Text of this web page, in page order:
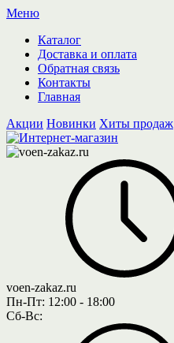
Меню
Каталог
Доставка и оплата
Обратная связь
Контакты
Главная
Акции Новинки Хиты продаж
voen-zakaz.ru
Пн-Пт: 12:00 - 18:00
Сб-Вс: